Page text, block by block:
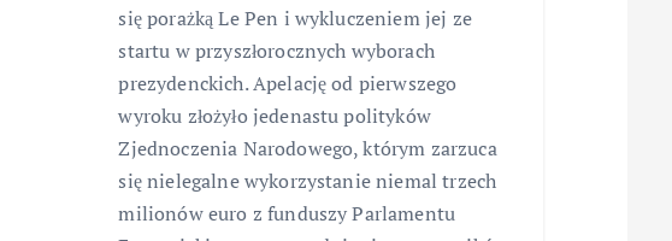
się porażką Le Pen i wykluczeniem jej ze
startu w przyszłorocznych wyborach
prezydenckich. Apelację od pierwszego
wyroku złożyło jedenastu polityków
Zjednoczenia Narodowego, którym zarzuca
się nielegalne wykorzystanie niemal trzech
milionów euro z funduszy Parlamentu